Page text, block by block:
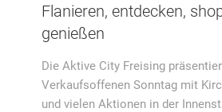
Flanieren, entdecken,
genießen
Die Aktive City Freising
Verkaufsoffenen Sonntag mit
und vielen Aktionen in der